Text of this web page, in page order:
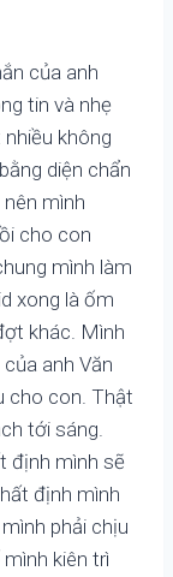
của anh
tin và nhẹ
không
diện chẩn
mình
cho con
mình làm
xong là ốm
khác. Mình
anh Văn
cho con. Thật
tới sáng.
định mình sẽ
định mình
phải chịu
kiên trì